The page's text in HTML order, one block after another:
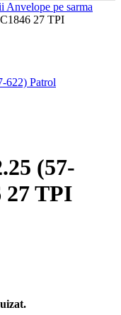
Anvelope pe sarma
27 TPI
(57-
27 TPI